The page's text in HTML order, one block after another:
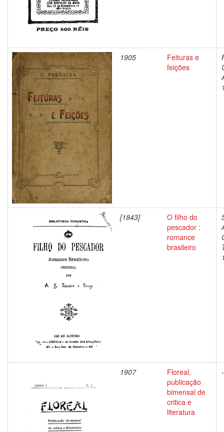
1905
Feituras e
feições
[1843]
O filho do
pescador :
romance
brasileiro
1907
Floreal,
publicação
bimensal de
critica e
literatura
-